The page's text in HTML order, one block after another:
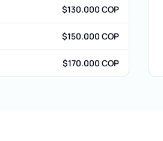
$130.000 COP
$150.000 COP
$170.000 COP